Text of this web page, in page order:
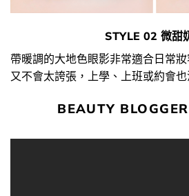
STYLE 02 微甜
帶暖調的大地色眼影非常適合日常
又不會太誇張，上學、上班或約會也
BEAUTY